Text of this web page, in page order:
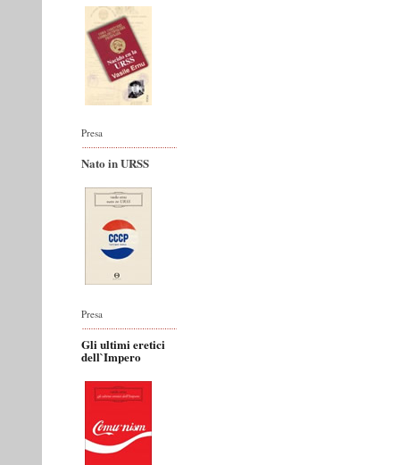
Presa
Nato in URSS
Presa
Gli ultimi eretici
dell`Impero